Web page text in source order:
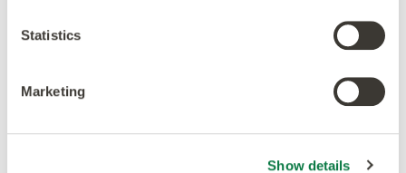
Statistics
Marketing
Show details